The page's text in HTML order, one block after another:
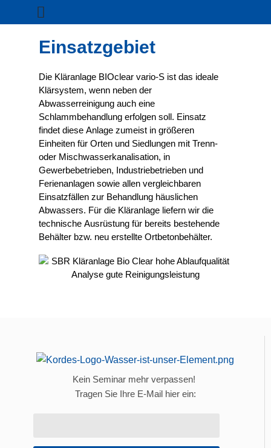
Einsatzgebiet
Die Kläranlage BIOclear vario-S ist das ideale
Klärsystem, wenn neben der
Abwasserreinigung auch eine
Schlammbehandlung erfolgen soll. Einsatz
findet diese Anlage zumeist in größeren
Einheiten für Orten und Siedlungen mit Trenn-
oder Mischwasserkanalisation, in
Gewerbebetrieben, Industriebetrieben und
Ferienanlagen sowie allen vergleichbaren
Einsatzfällen zur Behandlung häuslichen
Abwassers. Für die Kläranlage liefern wir die
technische Ausrüstung für bereits bestehende
Behälter bzw. neu erstellte Ortbetonbehälter.
Kein Seminar mehr verpassen!
Tragen Sie Ihre E-Mail hier ein: